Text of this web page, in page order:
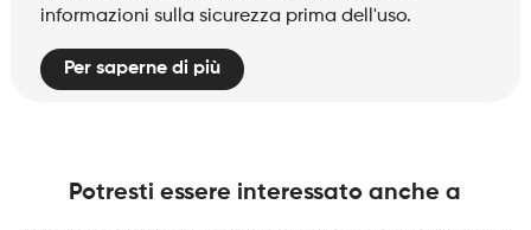
informazioni sulla sicurezza prima dell'uso.
Per saperne di più
Potresti essere interessato anche a